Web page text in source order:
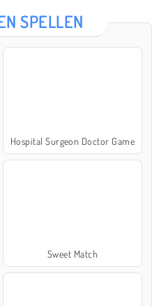
SPELLEN
Hospital Surgeon Doctor Game
Sweet Match